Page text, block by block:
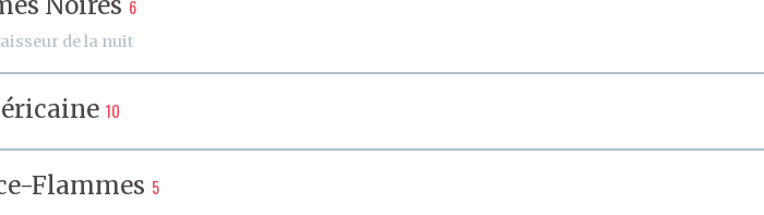
6
de la nuit
10
Flammes 5